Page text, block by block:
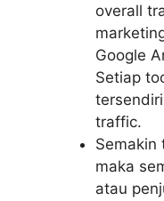
overall
Google
Setiap
traffic.
maka
atau